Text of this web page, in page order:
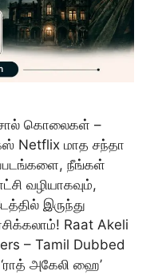
கொலைகள் –
Netflix மாத சந்தா
நீங்கள்
வழியாகவும்,
இருந்து
Raat Akeli
– Tamil Dubbed
அகேலி ஹை’